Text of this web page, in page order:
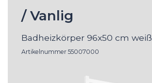
/ Vanlig
Badheizkörper 96x50 cm weiß
Artikelnummer 55007000